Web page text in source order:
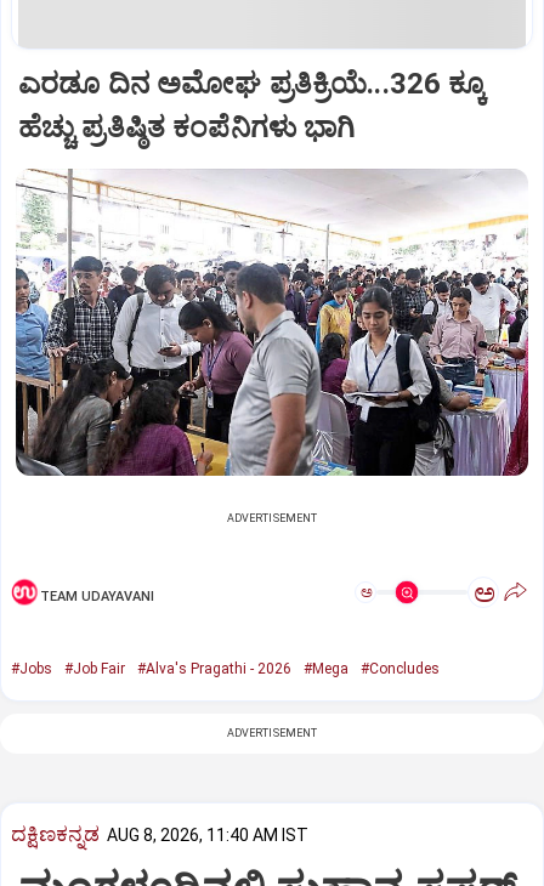
ಎರಡೂ ದಿನ ಅಮೋಘ ಪ್ರತಿಕ್ರಿಯೆ...326 ಕ್ಕೂ
ಹೆಚ್ಚು ಪ್ರತಿಷ್ಠಿತ ಕಂಪೆನಿಗಳು ಭಾಗಿ
ADVERTISEMENT
TEAM UDAYAVANI ಅ ಅ
#Jobs #Job Fair #Alva's Pragathi - 2026 #Mega #Concludes
ADVERTISEMENT
ದಕ್ಷಿಣಕನ್ನಡ AUG 8, 2026, 11:40 AM IST